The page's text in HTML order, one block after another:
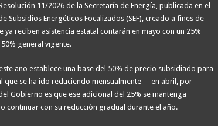
11/2026 de la Secretaría de Energía, publicada en el
Subsidios Energéticos Focalizados (SEF), creado a fines de
reciben asistencia estatal contarán en mayo con un 25%
general vigente.
año establece una base del 50% de precio subsidiado para
que se ha ido reduciendo mensualmente —en abril, por
Gobierno es que ese adicional del 25% se mantenga
continuar con su reducción gradual durante el año.